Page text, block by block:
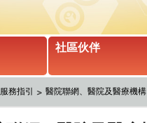
社區伙伴
服務指引 醫院聯網、醫院及醫療機構